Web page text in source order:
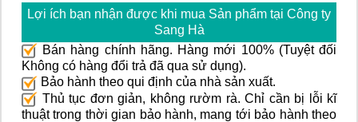
Lợi ích bạn nhận được khi mua Sản phẩm tại Công ty
Sang Hà
Bán hàng chính hãng. Hàng mới 100% (Tuyệt đối
Không có hàng đổi trả đã qua sử dụng).
Bảo hành theo qui định của nhà sản xuất.
Thủ tục đơn giản, không rườm rà. Chỉ cần bị lỗi kĩ
thuật trong thời gian bảo hành, mang tới bảo hành theo